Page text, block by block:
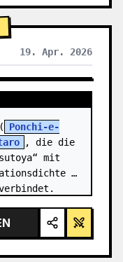
blauer
19. Apr. 2026
ANZEIGEN
Ponchi-e-
, die die
mit